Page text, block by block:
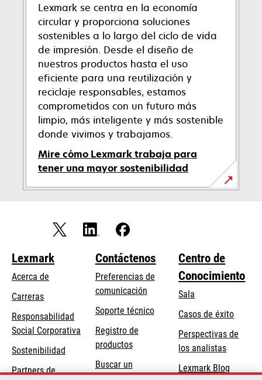
Lexmark se centra en la economía
circular y proporciona soluciones
sostenibles a lo largo del ciclo de vida
de impresión. Desde el diseño de
nuestros productos hasta el uso
eficiente para una reutilización y
reciclaje responsables, estamos
comprometidos con un futuro más
limpio, más inteligente y más sostenible
donde vivimos y trabajamos.
Mire cómo Lexmark trabaja para
tener una mayor sostenibilidad
Lexmark
Acerca de
Carreras
Responsabilidad
Social Corporativa
abre
una
Sostenibilidad
Partners de
Contáctenos
Preferencias de
comunicación
Soporte técnicose
pestaña
Registro de
productos
Buscar un
Centro de
Conocimiento
Sala
Casos de éxito
Perspectivas de
los analistas
Lexmark Blog